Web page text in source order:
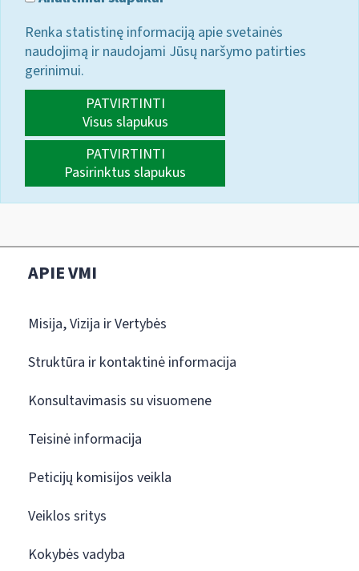
Renka statistinę informaciją apie svetainės
naudojimą ir naudojami Jūsų naršymo patirties
gerinimui.
PATVIRTINTI
Visus slapukus
PATVIRTINTI
Pasirinktus slapukus
APIE VMI
Misija, Vizija ir Vertybės
Struktūra ir kontaktinė informacija
Konsultavimasis su visuomene
Teisinė informacija
Peticijų komisijos veikla
Veiklos sritys
Kokybės vadyba